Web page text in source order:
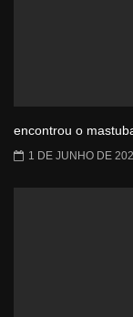
encontrou o
1 DE JUNHO DE